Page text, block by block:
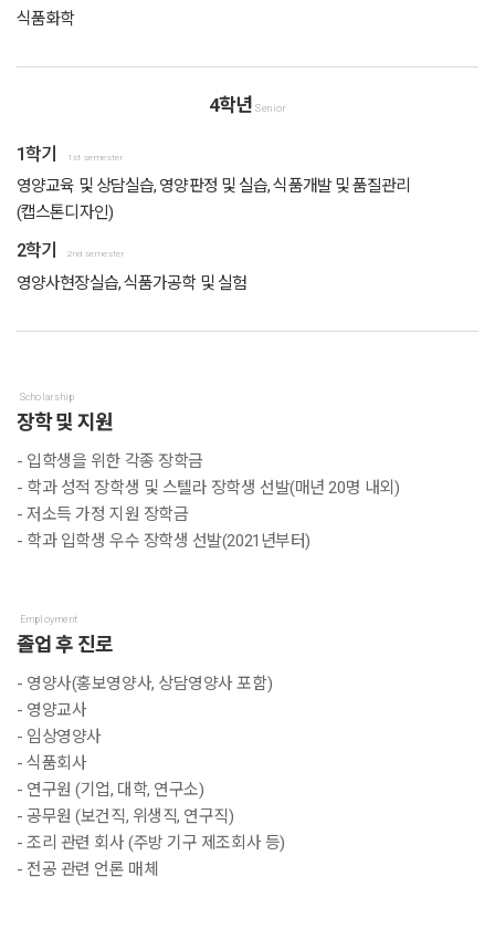
식품화학
4학년Senior
1학기 1st semester
영양교육 및 상담실습, 영양판정 및 실습, 식품개발 및 품질관리
(캡스톤디자인)
2학기 2nd semester
영양사현장실습, 식품가공학 및 실험
Scholarship
장학 및 지원
- 입학생을 위한 각종 장학금
- 학과 성적 장학생 및 스텔라 장학생 선발(매년 20명 내외)
- 저소득 가정 지원 장학금
- 학과 입학생 우수 장학생 선발(2021년부터)
Employment
졸업 후 진로
- 영양사(홍보영양사, 상담영양사 포함)
- 영양교사
- 임상영양사
- 식품회사
- 연구원 (기업, 대학, 연구소)
- 공무원 (보건직, 위생직, 연구직)
- 조리 관련 회사 (주방 기구 제조회사 등)
- 전공 관련 언론 매체